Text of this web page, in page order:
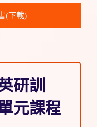
(下載)
研訓
元課程